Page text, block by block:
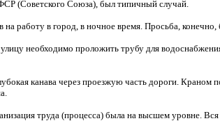
(Советского Союза), был типичный случай.
работу в город, в ночное время. Просьба, конечно,
необходимо проложить трубу для
канава через проезжую часть дороги. Краном
труда (процесса) была на высшем уровне.